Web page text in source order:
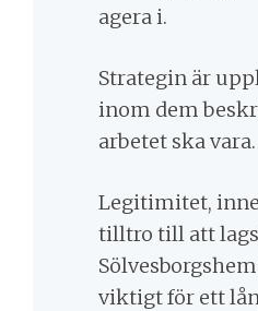
agera i.
Strategin är
inom dem
arbetet ska vara.
Legitimitet,
tilltro till att
viktigt för ett